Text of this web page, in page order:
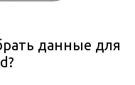
данные для